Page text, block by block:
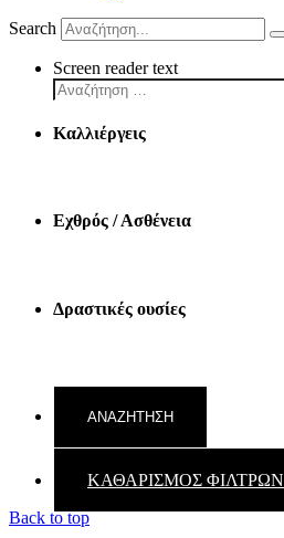
Search
Screen reader text
Καλλιέργεις
Εχθρός / Ασθένεια
Δραστικές ουσίες
ΚΑΘΑΡΙΣΜΟΣ ΦΙΛΤΡΩΝ
Back to top